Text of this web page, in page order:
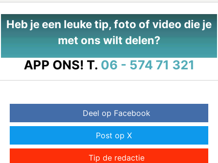
Heb je een leuke tip, foto of video die je
met ons wilt delen?
APP ONS! T. 06 - 574 71 321
Deel op Facebook
Post op X
Tip de redactie